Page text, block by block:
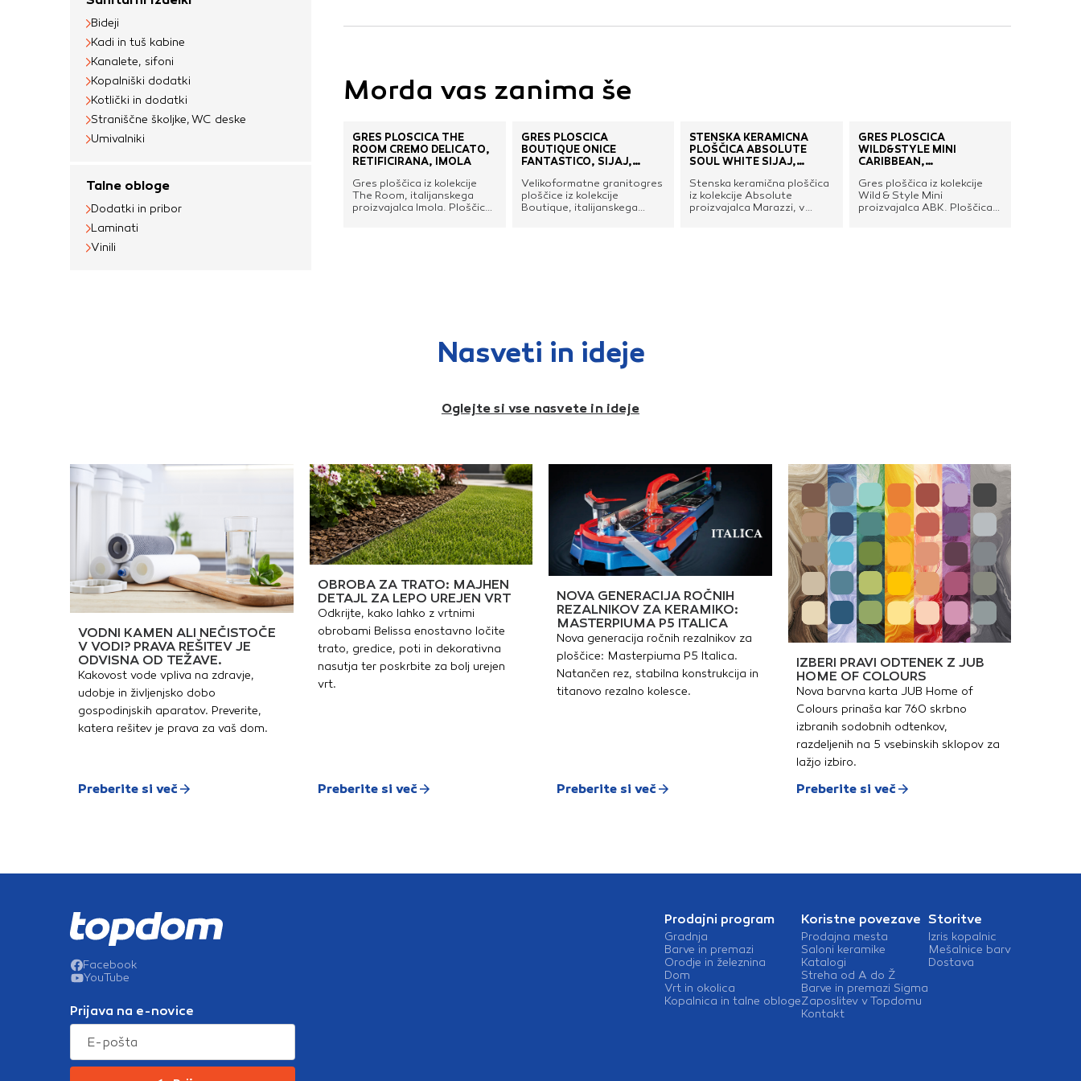
Bideji
Kadi in tuš kabine
Kanalete, sifoni
Kopalniški dodatki
Kotlički in dodatki
Straniščne školjke, WC deske
Umivalniki
Talne obloge
Dodatki in pribor
Laminati
Vinili
Morda vas zanima še
GRES PLOŠČICA THE
ROOM CREMO DELICATO,
RETIFICIRANA, IMOLA
Gres ploščica iz kolekcije
The Room, italijanskega
proizvajalca Imola. Ploščice
GRES PLOŠČICA
BOUTIQUE ONICE
FANTASTICO, SIJAJ,
Velikoformatne granitogres
ploščice iz kolekcije
Boutique, italijanskega
STENSKA KERAMIČNA
PLOŠČICA ABSOLUTE
SOUL WHITE SIJAJ,
Stenska keramična ploščica
iz kolekcije Absolute
proizvajalca Marazzi, v
GRES PLOŠČICA
WILD&STYLE MINI
CARIBBEAN,
Gres ploščica iz kolekcije
Wild & Style Mini
proizvajalca ABK. Ploščica
Nasveti in ideje
Oglejte si vse nasvete in ideje
VODNI KAMEN ALI NEČISTOČE
V VODI? PRAVA REŠITEV JE
ODVISNA OD TEŽAVE.
Kakovost vode vpliva na zdravje,
udobje in življenjsko dobo
gospodinjskih aparatov. Preverite,
katera rešitev je prava za vaš dom.
Preberite si več
OBROBA ZA TRATO: MAJHEN
DETAJL ZA LEPO UREJEN VRT
Odkrijte, kako lahko z vrtnimi
obrobami Belissa enostavno ločite
trato, gredice, poti in dekorativna
nasutja ter poskrbite za bolj urejen
vrt.
Preberite si več
NOVA GENERACIJA ROČNIH
REZALNIKOV ZA KERAMIKO:
MASTERPIUMA P5 ITALICA
Nova generacija ročnih rezalnikov za
ploščice: Masterpiuma P5 Italica.
Natančen rez, stabilna konstrukcija in
titanovo rezalno kolesce.
Preberite si več
IZBERI PRAVI ODTENEK Z JUB
HOME OF COLOURS
Nova barvna karta JUB Home of
Colours prinaša kar 760 skrbno
izbranih sodobnih odtenkov,
razdeljenih na 5 vsebinskih sklopov za
lažjo izbiro.
Preberite si več
Facebook
YouTube
Prijava na e-novice
Prodajni program
Gradnja
Barve in premazi
Orodje in železnina
Dom
Vrt in okolica
Kopalnica in talne obloge
Koristne povezave
Prodajna mesta
Saloni keramike
Katalogi
Streha od A do Ž
Barve in premazi Sigma
Zaposlitev v Topdomu
Kontakt
Storitve
Izris kopalnic
Mešalnice barv
Dostava
na drugih spletnih mestih. Pri delu uporabljajo edinstveno prepoznavanje vašega brskalnika in